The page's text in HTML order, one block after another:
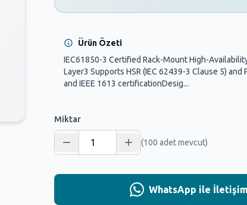
Ürün Özeti
IEC61850-3 Certified Rack-Mount High-
Layer3 Supports HSR (IEC 62439-3 Clause 5) and
and IEEE 1613 certificationDesig...
Miktar
(100 adet mevcut)
WhatsApp ile